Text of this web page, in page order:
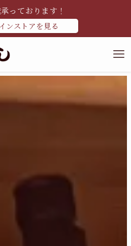
っております！
ンストアを見る